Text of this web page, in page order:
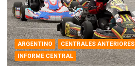
ARGENTINO
CENTRALES ANTERIORES
INFORME CENTRAL